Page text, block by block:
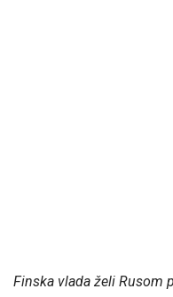
Finska vlada želi Rusom